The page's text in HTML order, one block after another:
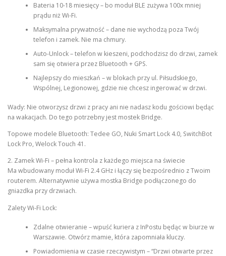
Bateria 10-18 miesięcy – bo moduł BLE zużywa 100x mniej
prądu niż Wi-Fi.
Maksymalna prywatność – dane nie wychodzą poza Twój
telefon i zamek. Nie ma chmury.
Auto-Unlock – telefon w kieszeni, podchodzisz do drzwi, zamek
sam się otwiera przez Bluetooth + GPS.
Najlepszy do mieszkań – w blokach przy ul. Piłsudskiego,
Wspólnej, Legionowej, gdzie nie chcesz ingerować w drzwi.
Wady: Nie otworzysz drzwi z pracy ani nie nadasz kodu gościowi będąc
na wakacjach. Do tego potrzebny jest mostek Bridge.
Topowe modele Bluetooth: Tedee GO, Nuki Smart Lock 4.0, SwitchBot
Lock Pro, Welock Touch 41.
2. Zamek Wi-Fi – pełna kontrola z każdego miejsca na świecie
Ma wbudowany moduł Wi-Fi 2.4 GHz i łączy się bezpośrednio z Twoim
routerem. Alternatywnie używa mostka Bridge podłączonego do
gniazdka przy drzwiach.
Zalety Wi-Fi Lock:
Zdalne otwieranie – wpuść kuriera z InPostu będąc w biurze w
Warszawie. Otwórz mamie, która zapomniała kluczy.
Powiadomienia w czasie rzeczywistym – “Drzwi otwarte przez